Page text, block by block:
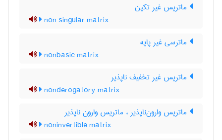
ماتریس غیر تکین
non singular matrix
ماترسی غیر پایه
nonbasic matrix
ماتریس غیر تخفیف ناپذیر
nonderogatory matrix
ماتریس وارون‌ناپذیر ، ماتریس وارون ناپذیر
noninvertible matrix